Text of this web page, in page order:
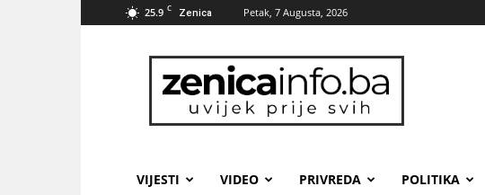
25.9 C Zenica Petak, 7 Augusta, 2026
zenicainfo.ba
VIJESTI VIDEO PRIVREDA POLITIKA